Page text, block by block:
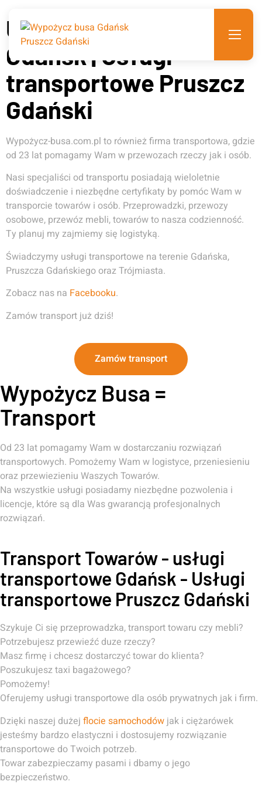
Usługi transportowe
Gdańsk | Usługi
transportowe Pruszcz
Gdański
Wypożycz-busa.com.pl to również firma transportowa, gdzie
od 23 lat pomagamy Wam w przewozach rzeczy jak i osób.
Nasi specjaliści od transportu posiadają wieloletnie
doświadczenie i niezbędne certyfikaty by pomóc Wam w
transporcie towarów i osób. Przeprowadzki, przewozy
osobowe, przewóz mebli, towarów to nasza codzienność.
Ty planuj my zajmiemy się logistyką.
Świadczymy usługi transportowe na terenie Gdańska,
Pruszcza Gdańskiego oraz Trójmiasta.
Zobacz nas na Facebooku.
Zamów transport już dziś!
Zamów transport
Wypożycz Busa =
Transport
Od 23 lat pomagamy Wam w dostarczaniu rozwiązań
transportowych. Pomożemy Wam w logistyce, przeniesieniu
oraz przewiezieniu Waszych Towarów.
Na wszystkie usługi posiadamy niezbędne pozwolenia i
licencje, które są dla Was gwarancją profesjonalnych
rozwiązań.
Transport Towarów - usługi
transportowe Gdańsk - Usługi
transportowe Pruszcz Gdański
Szykuje Ci się przeprowadzka, transport towaru czy mebli?
Potrzebujesz przewieźć duze rzeczy?
Masz firmę i chcesz dostarczyć towar do klienta?
Poszukujesz taxi bagażowego?
Pomożemy!
Oferujemy usługi transportowe dla osób prywatnych jak i firm.
Dzięki naszej dużej flocie samochodów jak i ciężarówek
jesteśmy bardzo elastyczni i dostosujemy rozwiązanie
transportowe do Twoich potrzeb.
Towar zabezpieczamy pasami i dbamy o jego
bezpieczeństwo.